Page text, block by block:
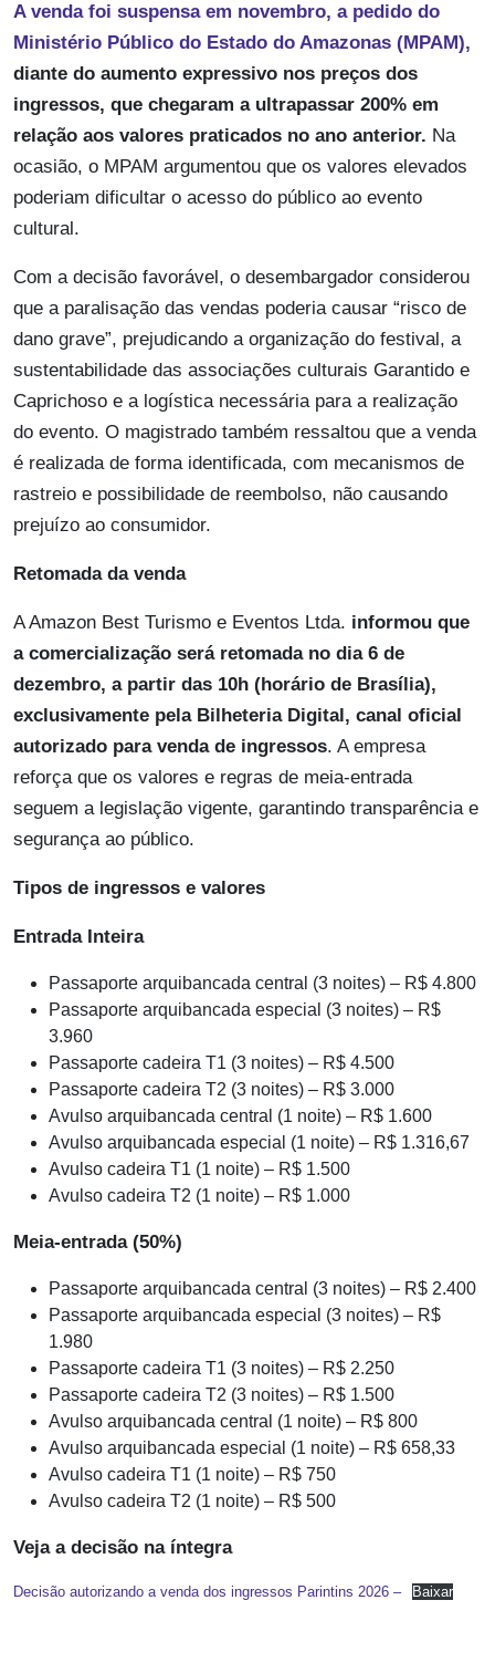
A venda foi suspensa em novembro, a pedido do
Ministério Público do Estado do Amazonas (MPAM),
diante do aumento expressivo nos preços dos
ingressos, que chegaram a ultrapassar 200% em
relação aos valores praticados no ano anterior. Na
ocasião, o MPAM argumentou que os valores elevados
poderiam dificultar o acesso do público ao evento
cultural.
Com a decisão favorável, o desembargador considerou
que a paralisação das vendas poderia causar “risco de
dano grave”, prejudicando a organização do festival, a
sustentabilidade das associações culturais Garantido e
Caprichoso e a logística necessária para a realização
do evento. O magistrado também ressaltou que a venda
é realizada de forma identificada, com mecanismos de
rastreio e possibilidade de reembolso, não causando
prejuízo ao consumidor.
Retomada da venda
A Amazon Best Turismo e Eventos Ltda. informou que
a comercialização será retomada no dia 6 de
dezembro, a partir das 10h (horário de Brasília),
exclusivamente pela Bilheteria Digital, canal oficial
autorizado para venda de ingressos. A empresa
reforça que os valores e regras de meia-entrada
seguem a legislação vigente, garantindo transparência e
segurança ao público.
Tipos de ingressos e valores
Entrada Inteira
Passaporte arquibancada central (3 noites) – R$ 4.800
Passaporte arquibancada especial (3 noites) – R$
3.960
Passaporte cadeira T1 (3 noites) – R$ 4.500
Passaporte cadeira T2 (3 noites) – R$ 3.000
Avulso arquibancada central (1 noite) – R$ 1.600
Avulso arquibancada especial (1 noite) – R$ 1.316,67
Avulso cadeira T1 (1 noite) – R$ 1.500
Avulso cadeira T2 (1 noite) – R$ 1.000
Meia-entrada (50%)
Passaporte arquibancada central (3 noites) – R$ 2.400
Passaporte arquibancada especial (3 noites) – R$
1.980
Passaporte cadeira T1 (3 noites) – R$ 2.250
Passaporte cadeira T2 (3 noites) – R$ 1.500
Avulso arquibancada central (1 noite) – R$ 800
Avulso arquibancada especial (1 noite) – R$ 658,33
Avulso cadeira T1 (1 noite) – R$ 750
Avulso cadeira T2 (1 noite) – R$ 500
Veja a decisão na íntegra
Decisão autorizando a venda dos ingressos Parintins 2026 – Baixar